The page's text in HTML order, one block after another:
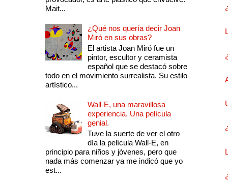
Mait...
¿Qué nos quería decir Joan
Miró en sus obras?
El artista Joan Miró fue un
pintor, escultor y ceramista
español que se destacó sobre
todo en el movimiento surrealista. Su estilo
artístico...
Wall-E, una maravillosa
experiencia. Una película
genial.
Tuve la suerte de ver el otro
día la película Wall-E, en
principio para niños y jóvenes, pero que
nada más comenzar ya me indicó que yo
est...